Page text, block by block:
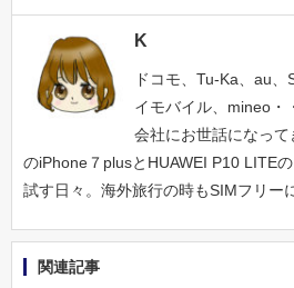
K
ドコモ、Tu-Ka、au
イモバイル、mineo・
会社にお世話になっ
のiPhone７plusとHUAWEI P10 LITE
試す日々。海外旅行の時もSIMフリー
関連記事